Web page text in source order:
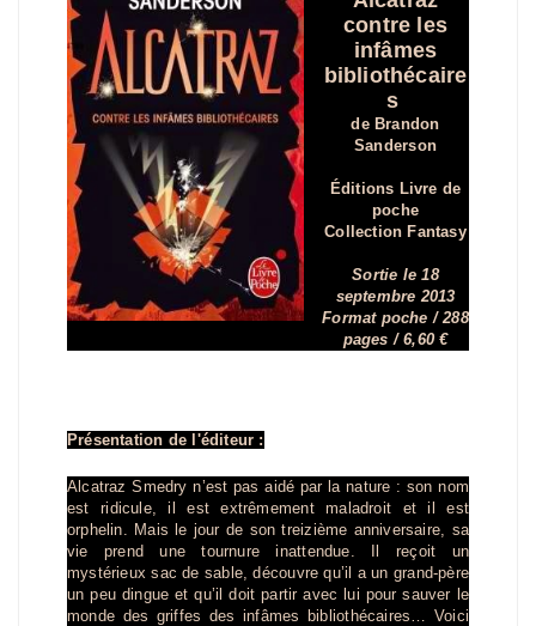
contre les
infâmes
bibliothécaire
s
de Brandon
Sanderson
Éditions Livre de
poche
Collection Fantasy
Sortie le 18
septembre 2013
Format poche / 288
pages / 6,60 €
Présentation de l'éditeur :
Alcatraz Smedry n’est pas aidé par la nature : son nom
est ridicule, il est extrêmement maladroit et il est
orphelin. Mais le jour de son treizième anniversaire, sa
vie prend une tournure inattendue. Il reçoit un
mystérieux sac de sable, découvre qu’il a un grand-père
un peu dingue et qu’il doit partir avec lui pour sauver le
monde des griffes des infâmes bibliothécaires… Voici